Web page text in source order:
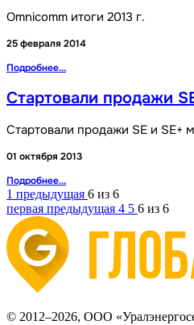
Omnicomm итоги 2013 г.
25 февраля 2014
Подробнее...
Стартовали продажи
Стартовали продажи SE и SE+
01 октября 2013
Подробнее...
1 предыдущая 6 из 6
первая предыдущая 4 5 6 из 6
© 2012–2026, ООО